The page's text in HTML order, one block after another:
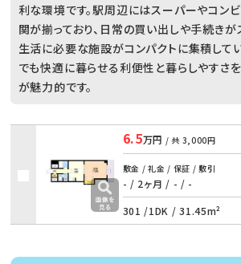
利な環境です。駅周辺にはスーパーやコン
関が揃っており、日常の買い出しや手続きが
生活に必要な施設がコンパクトに集積して
でも快適に暮らせる利便性と暮らしやすさ
が魅力的です。
6.5万円 / 共 3,000円
敷金 / 礼金 / 保証 / 敷引
- / 2ヶ月 / - / -
301 /1DK /31.45m²